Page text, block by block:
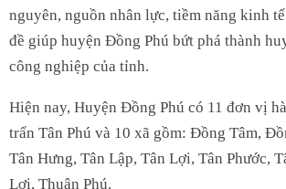
nguyên, nguồn nhân lực, tiềm năng kinh
đề giúp huyện Đồng Phú bứt phá thành
công nghiệp của tỉnh.
Hiện nay, Huyện Đồng Phú có 11 đơn vị
trấn Tân Phú và 10 xã gồm: Đồng Tâm,
Tân Hưng, Tân Lập, Tân Lợi, Tân Phước,
Lợi, Thuận Phú.